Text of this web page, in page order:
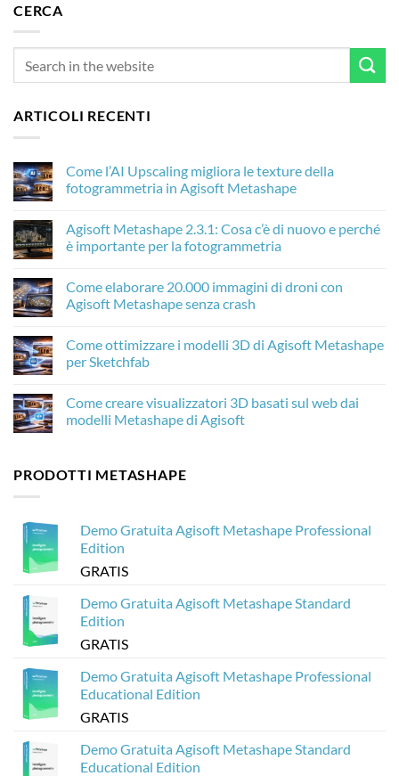
CERCA
ARTICOLI RECENTI
Come l’AI Upscaling migliora le texture della
fotogrammetria in Agisoft Metashape
su
Come
l’AI
le
texture
della
Agisoft
Metashape
Agisoft Metashape 2.3.1: Cosa c’è di nuovo e perché
è importante per la fotogrammetria
su
Agisoft
Metashape
c’è
nuovo
è
importante
per
Come elaborare 20.000 immagini di droni con
Agisoft Metashape senza crash
su
elaborare
di
con
crash
Come ottimizzare i modelli 3D di Agisoft Metashape
per Sketchfab
su
ottimizzare
di
Agisoft
Come creare visualizzatori 3D basati sul web dai
modelli Metashape di Agisoft
Come
creare
web
modelli
Metashape
Agisoft
PRODOTTI METASHAPE
Demo Gratuita Agisoft Metashape Professional
Edition
GRATIS
Demo Gratuita Agisoft Metashape Standard
Edition
GRATIS
Demo Gratuita Agisoft Metashape Professional
Educational Edition
GRATIS
Demo Gratuita Agisoft Metashape Standard
Educational Edition